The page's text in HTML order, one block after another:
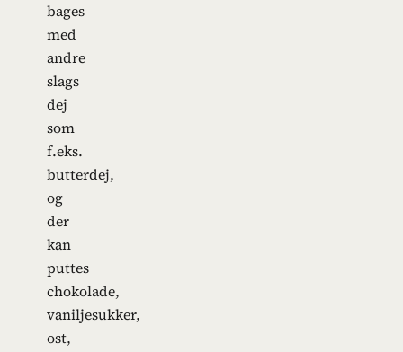
bages
med
andre
slags
dej
som
f.eks.
butterdej,
og
der
kan
puttes
chokolade,
vaniljesukker,
ost,